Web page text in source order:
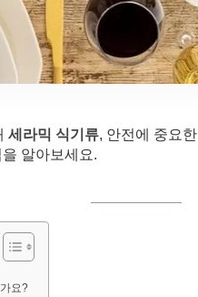
세라믹 식기류, 안전에 중요
알아보세요.
요?